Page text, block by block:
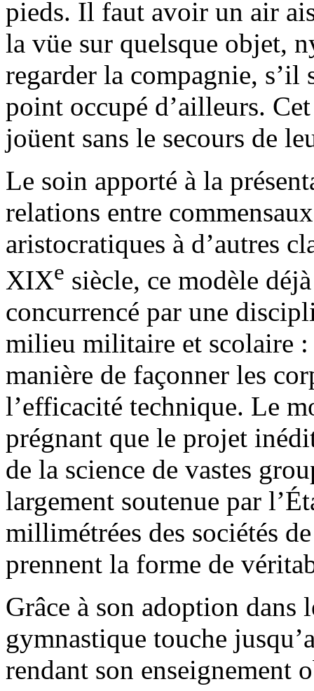
pieds. Il faut avoir un air
la vüe sur quelsque objet,
regarder la compagnie, s’il
point occupé d’ailleurs.
joüent sans le secours de
Le soin apporté à la
relations entre
aristocratiques à d’autres
XIXe siècle, ce modèle
concurrencé par une
milieu militaire et scolaire
manière de façonner les
l’efficacité technique. Le
prégnant que le projet
de la science de vastes
largement soutenue par
millimétrées des sociétés
prennent la forme de
Grâce à son adoption dans
gymnastique touche
rendant son enseignement